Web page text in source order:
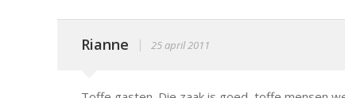
Rianne | 25 april 2011